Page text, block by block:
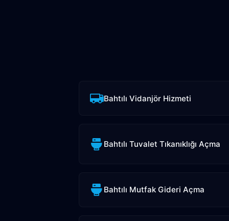
Bahtılı Vidanjör Hizmeti
Bahtılı Tuvalet Tıkanıklığı Açma
Bahtılı Mutfak Gideri Açma